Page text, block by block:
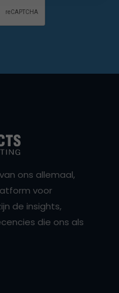
ons allemaal,
voor
de insights,
die ons als